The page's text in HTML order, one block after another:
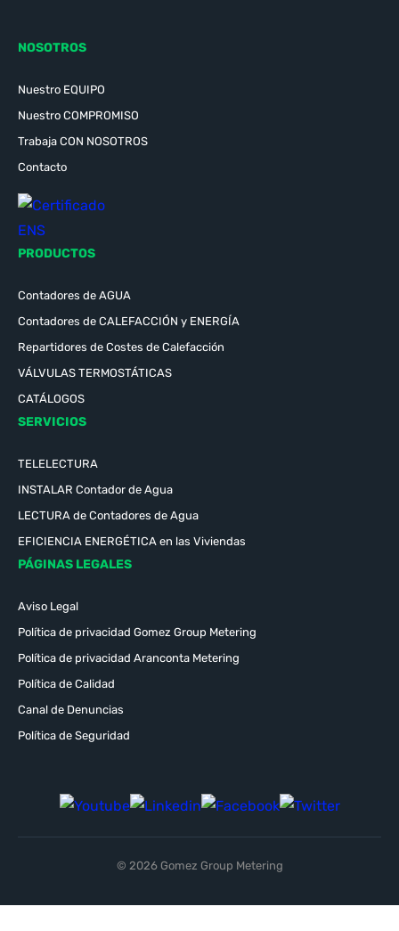
NOSOTROS
Nuestro EQUIPO
Nuestro COMPROMISO
Trabaja CON NOSOTROS
Contacto
PRODUCTOS
Contadores de AGUA
Contadores de CALEFACCIÓN y ENERGÍA
Repartidores de Costes de Calefacción
VÁLVULAS TERMOSTÁTICAS
CATÁLOGOS
SERVICIOS
TELELECTURA
INSTALAR Contador de Agua
LECTURA de Contadores de Agua
EFICIENCIA ENERGÉTICA en las Viviendas
PÁGINAS LEGALES
Aviso Legal
Política de privacidad Gomez Group Metering
Política de privacidad Aranconta Metering
Política de Calidad
Canal de Denuncias
Política de Seguridad
© 2026 Gomez Group Metering